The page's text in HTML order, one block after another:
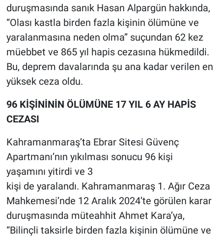
duruşmasında sanık Hasan Alpargün hakkında,
“Olası kastla birden fazla kişinin ölümüne ve
yaralanmasına neden olma” suçundan 62 kez
müebbet ve 865 yıl hapis cezasına hükmedildi.
Bu, deprem davalarında şu ana kadar verilen en
yüksek ceza oldu.
96 KİŞİNİNİN ÖLÜMÜNE 17 YIL 6 AY HAPİS
CEZASI
Kahramanmaraş’ta Ebrar Sitesi Güvenç
Apartmanı’nın yıkılması sonucu 96 kişi
yaşamını yitirdi ve 3
kişi de yaralandı. Kahramanmaraş 1. Ağır Ceza
Mahkemesi’nde 12 Aralık 2024’te görülen karar
duruşmasında müteahhit Ahmet Kara’ya,
“Bilinçli taksirle birden fazla kişinin ölümüne ve